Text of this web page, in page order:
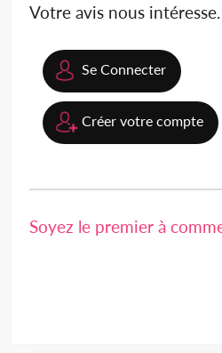
Votre avis nous intéresse.
Se Connecter
Créer votre compte
Soyez le premier à